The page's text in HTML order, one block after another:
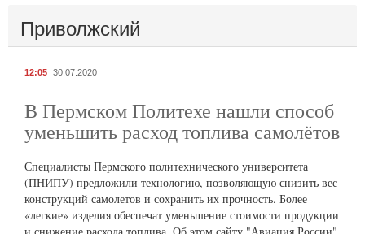
Приволжский
12:05 30.07.2020
В Пермском Политехе нашли способ
уменьшить расход топлива самолётов
Специалисты Пермского политехнического университета
(ПНИПУ) предложили технологию, позволяющую снизить вес
конструкций самолетов и сохранить их прочность. Более
«легкие» изделия обеспечат уменьшение стоимости продукции